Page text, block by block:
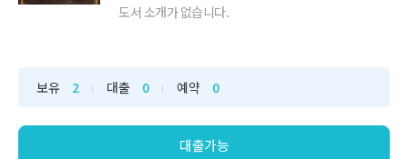
도서 소개가 없습니다.
보유 2 대출 0 예약 0
대출가능